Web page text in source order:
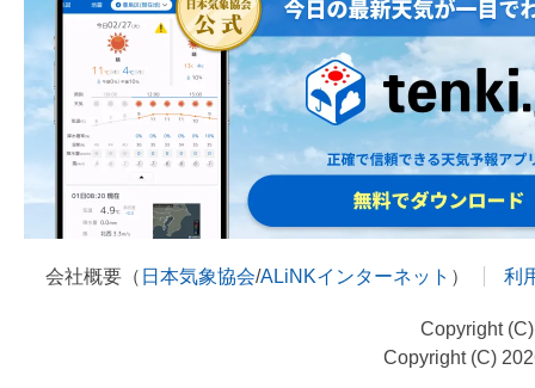
会社概要（ 日本気象協会/ALiNKインターネット ） 利
Copyright
Copyright (C)